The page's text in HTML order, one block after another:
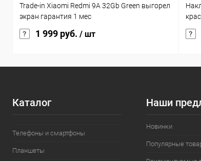
Trade-in Xiaomi Redmi 9A 32Gb Green выгорел
экран гарантия 1 мес
1 999 руб. / шт
Каталог
Телефоны и смартфоны
Планшеты
Наши
Новинки
Популярные